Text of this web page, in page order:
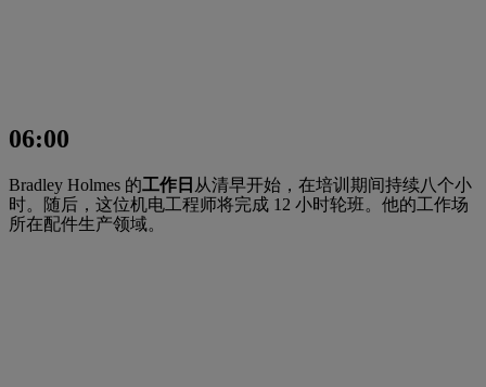
06:00
Bradley Holmes 的工作日 从清早开始，在培训期间持续八个小
时。随后，这位机电工程师将完成 12 小时轮班。他的工作场
所在配件生产领域。